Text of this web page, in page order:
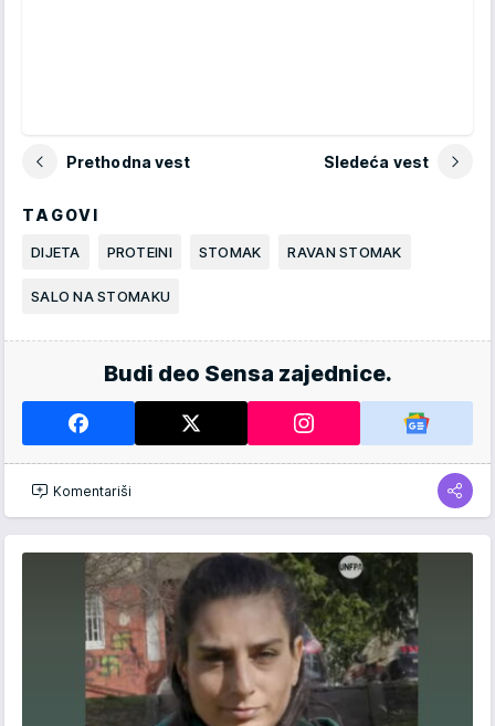
Prethodna vest Sledeća vest
TAGOVI
DIJETA PROTEINI STOMAK RAVAN STOMAK
SALO NA STOMAKU
Budi deo Sensa zajednice.
Komentariši